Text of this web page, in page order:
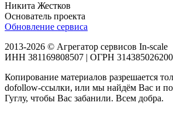
Никита Жестков
Основатель проекта
Обновление сервиса
2013-2026 © Агрегатор сервисов In-scale
ИНН 381169808507 | ОГРН
Копирование материалов разрешается
dofollow-ссылки, или мы найдём Вас и
Гуглу, чтобы Вас забанили. Всем добра.